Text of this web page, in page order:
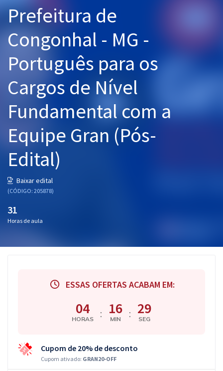
Cursos 20% OFF
Pós
Graduação
OAB
Questões grátis
Conteúdo gratuito
Aprovados
Prefeitura de
Congonhal - MG -
Português para os
Cargos de Nível
Fundamental com a
Equipe Gran (Pós-
Edital)
Baixar edital
(CÓDIGO: 205878)
31
Horas de aula
ESSAS OFERTAS ACABAM EM:
04
HORAS : 16
MIN : 28
SEG
Cupom de 20% de desconto
Cupom ativado: GRAN20-OFF